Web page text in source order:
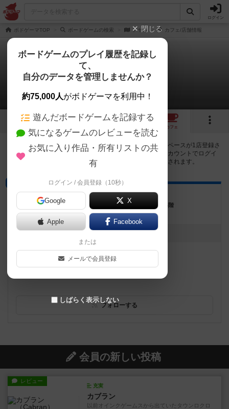
ログイン
ボドゲーマTOP ボードゲームの検索 アヤス カフェ/店舗情報
アヤス
1店のカフェ/スペースが提供中
1 1
カフェ
アヤスで遊ぶことができるボードゲームカフェ・プレイスペースが1店登録さ
れています。公開プロフィールの都道府県が設定されたアカウントでログイ
ンすると、同じ都道府県内の店舗に絞り込むボタンが表示されます。
プレイスペース
アソベル
東京都新宿区四谷３丁目７ 四谷三丁目ビル 4階
遊べるボードゲーム
四谷三丁目駅から徒歩１分！録画機材が充実
フォローする
会員の新しい投稿
レビュー
充実
カブラン
以前オインクゲームスから出ていたタウンロクロ
閉じる
ボードゲームのプレイ履歴を記録し
て、
自分のデータを管理しませんか？
約75,000人がボドゲーマを利用中！
遊んだボードゲームを記録する
気になるゲームのレビューを読む
お気に入り作品・所有リストの共
有
ログイン / 会員登録（10秒）
Google X
Apple Facebook
または
メールで会員登録
しばらく表示しない